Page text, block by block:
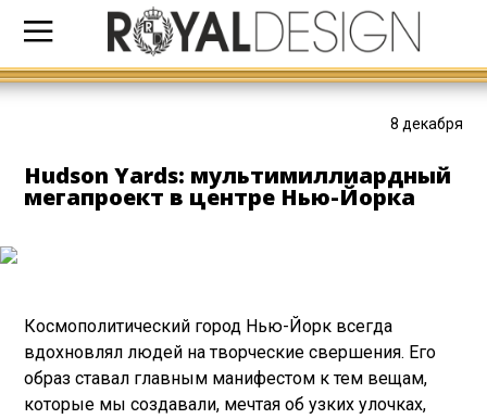
8 декабря
Hudson Yards: мультимиллиардный
мегапроект в центре Нью-Йорка
Космополитический город Нью-Йорк всегда
вдохновлял людей на творческие свершения. Его
образ ставал главным манифестом к тем вещам,
которые мы создавали, мечтая об узких улочках,